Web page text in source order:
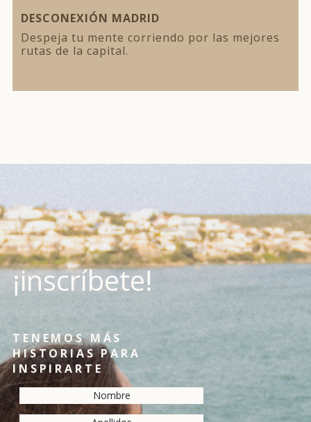
DESCONEXIÓN MADRID
Despeja tu mente corriendo por las mejores
rutas de la capital.
¡inscríbete!
TENEMOS MÁS
HISTORIAS PARA
INSPIRARTE